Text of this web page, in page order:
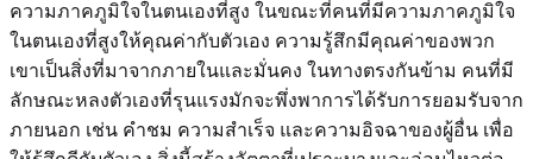
ความภาคภูมิใจในตนเองที่สูง ในขณะที่คนที่มีความภาคภูมิใจ
ในตนเองที่สูงให้คุณค่ากับตัวเอง ความรู้สึกมีคุณค่าของพวก
เขาเป็นสิ่งที่มาจากภายในและมั่นคง ในทางตรงกันข้าม คนที่มี
ลักษณะหลงตัวเองที่รุนแรงมักจะพึ่งพาการได้รับการยอมรับจาก
ภายนอก เช่น คำชม ความสำเร็จ และความอิจฉาของผู้อื่น เพื่อ